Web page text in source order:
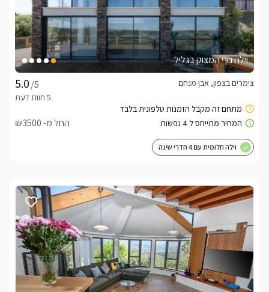
וילה נוף המצוק בגליל
/5
צימרים בצפון, אבן מנחם
החל מ- ₪3500
וילה חלומית עם 4 חדרי שינה